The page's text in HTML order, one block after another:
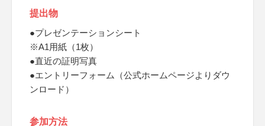
提出物
●プレゼンテーションシート
※A1用紙（1枚）
●直近の証明写真
●エントリーフォーム（公式ホームページよりダウ
ンロード）
参加方法